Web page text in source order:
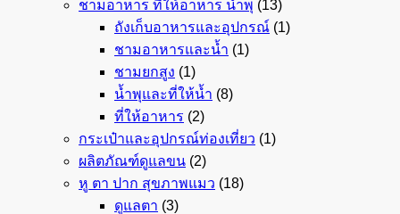
ชามอาหาร ที่ให้อาหาร น้ำพุ (13)
ถังเก็บอาหารและอุปกรณ์ (1)
ชามอาหารและน้ำ (1)
ชามยกสูง (1)
น้ำพุและที่ให้น้ำ (8)
ที่ให้อาหาร (2)
กระเป๋าและอุปกรณ์ท่องเที่ยว (1)
ผลิตภัณฑ์ดูแลขน (2)
หู ตา ปาก สุขภาพแมว (18)
ดูแลตา (3)